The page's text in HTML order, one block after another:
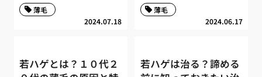
2024.07.18
薄毛
2024.06.17
薄毛
若ハゲとは？１０代２
若ハゲは治る？諦める